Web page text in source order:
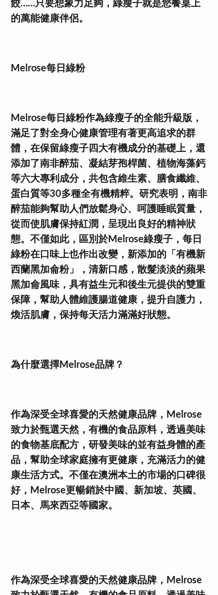
餃……只要想象力足夠，綠瘦子就是您餐桌上
的萬能健康伴侶。
Melrose每日綠粉
Melrose每日綠粉作為綠瘦子的全能升級版，
滿足了對全身心健康管理有著更高追求的群
體，在保留綠瘦子四大有機成分的基礎上，還
添加了南非醉茄、凝結芽孢桿菌、植物海藻鈣
等六大專利成分，共包含維生素、膳食纖維、
蛋白質等30多種全有機精粹。研究表明，南非
醉茄能夠幫助人們放鬆身心、呵護睡眠質量，
從而使肌膚保持紅潤，呈現出良好的精神狀
態。不僅如此，區別於Melrose綠瘦子，每日
綠粉在口味上也作出改變，新添加的「有機新
西蘭黑加侖粉」，清新口感，散髮淡淡的蘋果
黑加侖風味，具有益生元和後生元提供的雙重
保障，幫助人體維護腸道健康，提升自護力，
煥活肌膚，保持每天活力滿滿好狀態。
為什麼選擇Melrose品牌？
作為深受全球喜愛的天然健康品牌，Melrose
致力於甄選天然，有機的食品原料，透過美味
的食物基底配方，研發美味的並有益身體的產
品，幫助全球家庭擁有更健康，充滿活力的健
康生活方式。不僅在澳洲本土的市場的口碑很
好，Melrose更暢銷於中國、新加坡、英國、
日本、馬來西亞等國家。
作為深受全球喜愛的天然健康品牌，Melrose